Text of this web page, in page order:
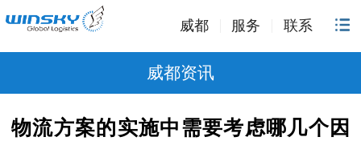
威都 服务 联系
威都资讯
物流方案的实施中需要考虑哪几个因